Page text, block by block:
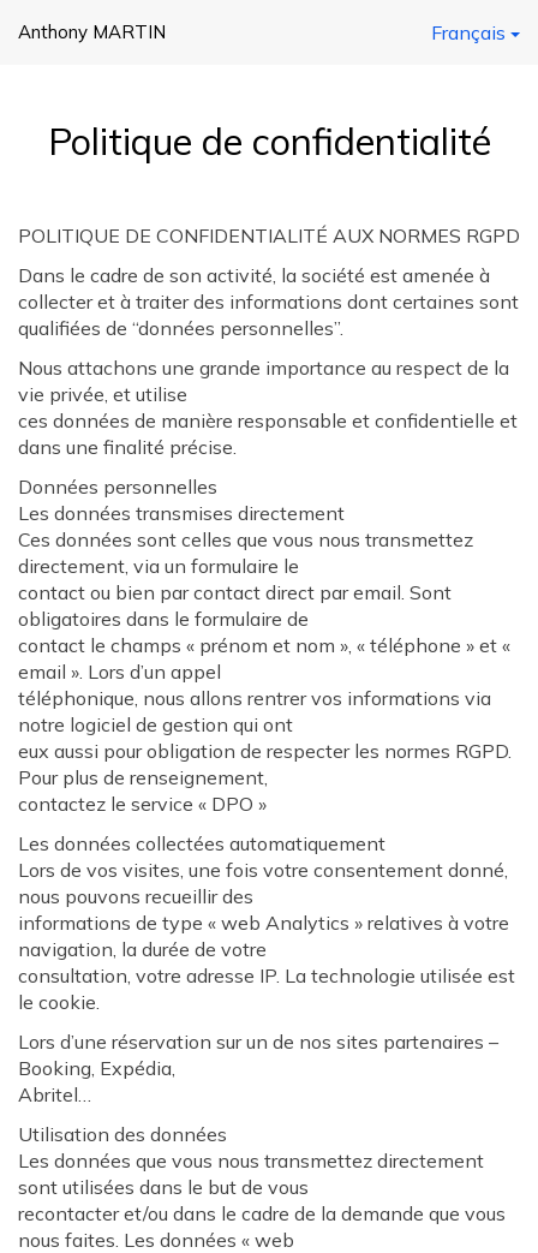
Anthony MARTIN Français
Politique de confidentialité
POLITIQUE DE CONFIDENTIALITÉ AUX NORMES RGPD
Dans le cadre de son activité, la société est amenée à
collecter et à traiter des informations dont certaines sont
qualifiées de “données personnelles”.
Nous attachons une grande importance au respect de la
vie privée, et utilise
ces données de manière responsable et confidentielle et
dans une finalité précise.
Données personnelles
Les données transmises directement
Ces données sont celles que vous nous transmettez
directement, via un formulaire le
contact ou bien par contact direct par email. Sont
obligatoires dans le formulaire de
contact le champs « prénom et nom », « téléphone » et «
email ». Lors d’un appel
téléphonique, nous allons rentrer vos informations via
notre logiciel de gestion qui ont
eux aussi pour obligation de respecter les normes RGPD.
Pour plus de renseignement,
contactez le service « DPO »
Les données collectées automatiquement
Lors de vos visites, une fois votre consentement donné,
nous pouvons recueillir des
informations de type « web Analytics » relatives à votre
navigation, la durée de votre
consultation, votre adresse IP. La technologie utilisée est
le cookie.
Lors d’une réservation sur un de nos sites partenaires –
Booking, Expédia,
Abritel…
Utilisation des données
Les données que vous nous transmettez directement
sont utilisées dans le but de vous
recontacter et/ou dans le cadre de la demande que vous
nous faites. Les données « web